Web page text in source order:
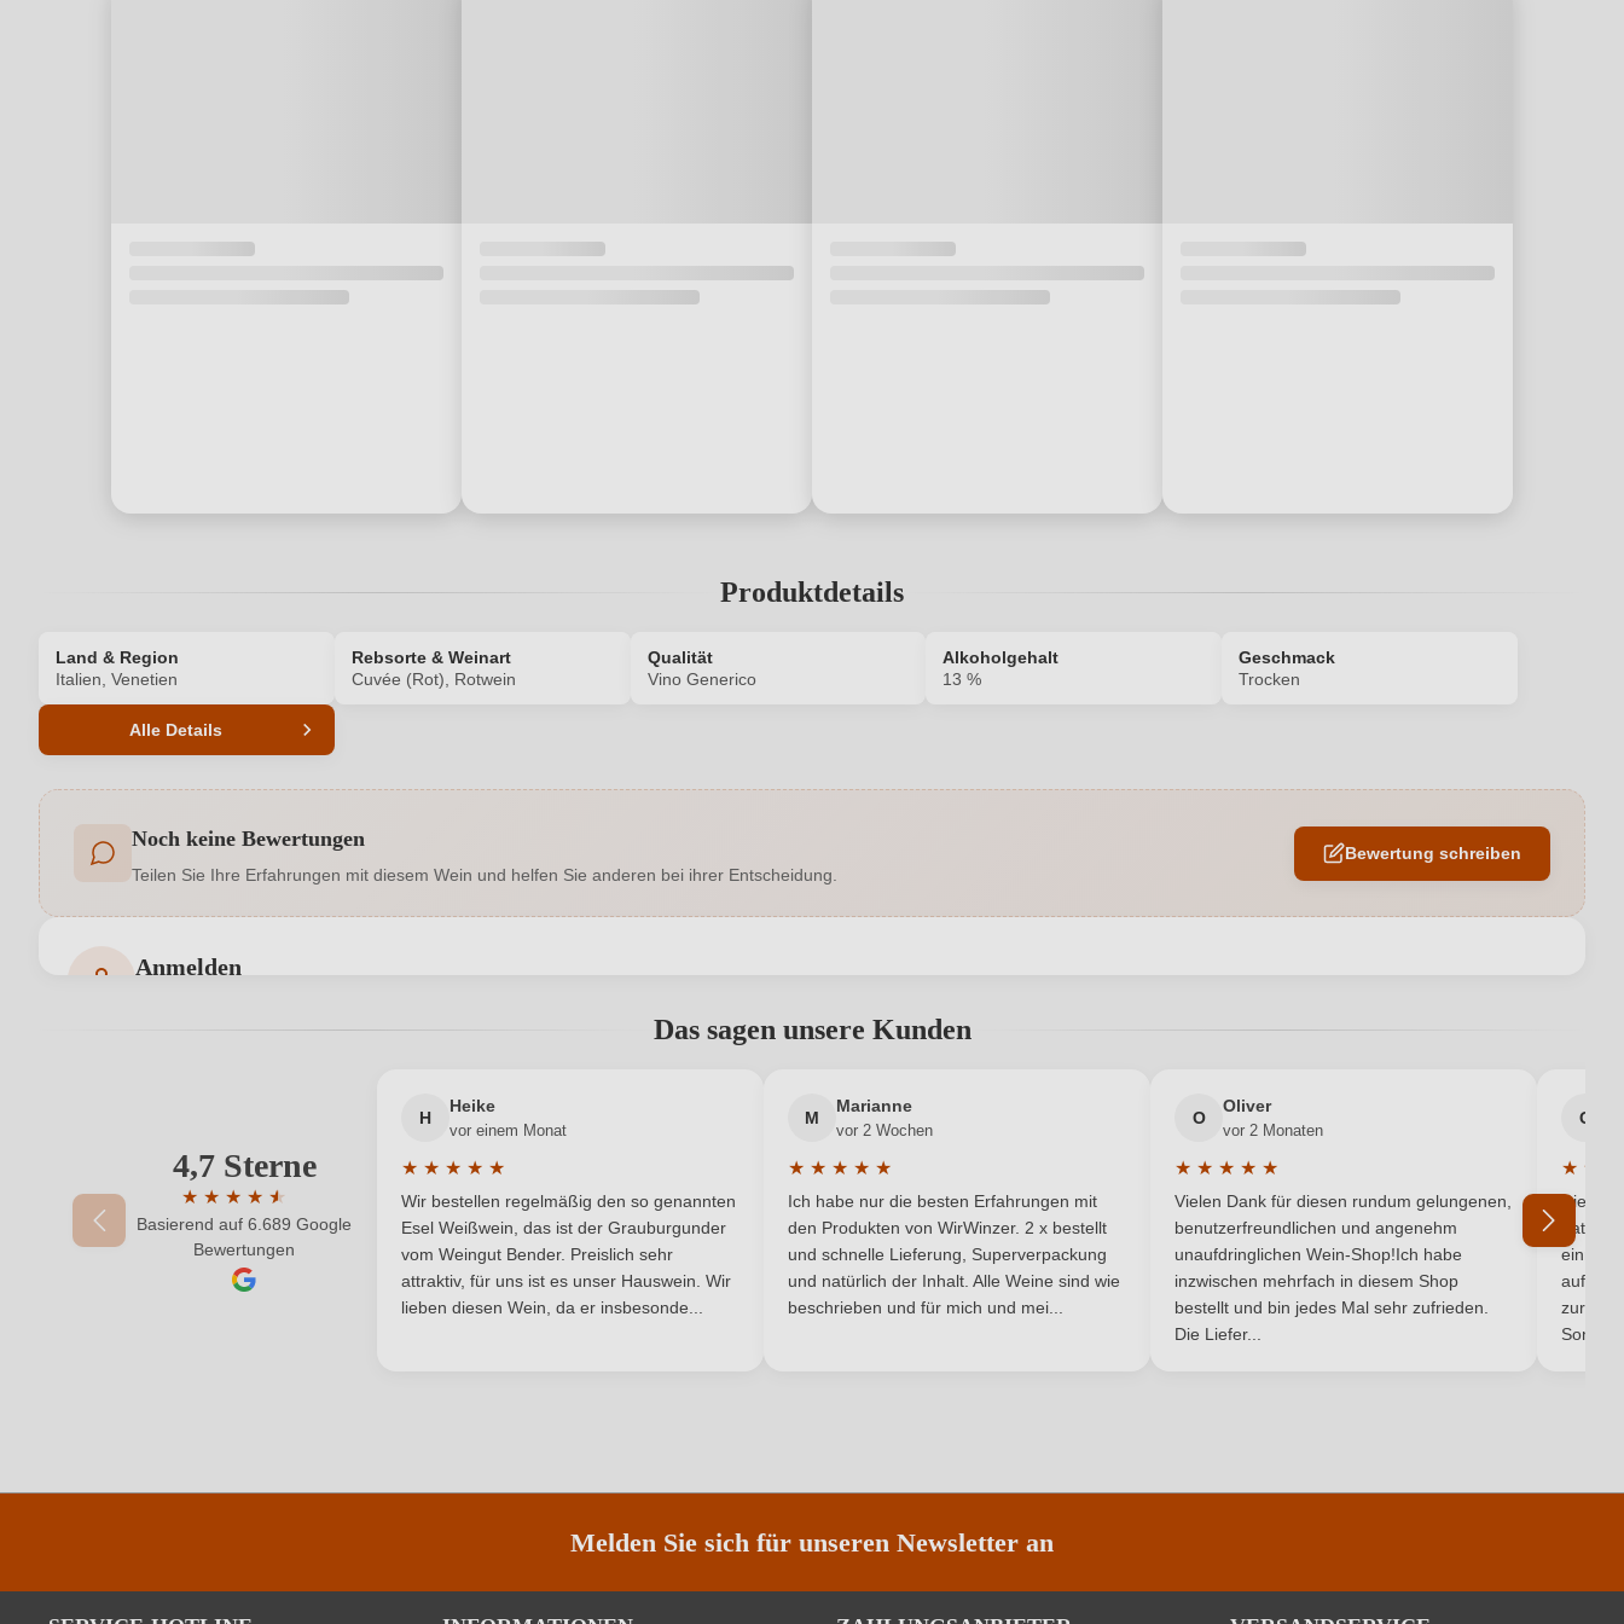
Produktdetails
Land & Region
Italien, Venetien
Rebsorte & Weinart
Cuvée (Rot), Rotwein
Qualität
Vino Generico
Alkoholgehalt
13 %
Geschmack
Trocken
Alle Details
Allergene
Corvina, Rondinella, Molinara, Croatina, Cabernet Sauvignon, Merlot, Oseleta,
Corvinone
Geschmack Trocken Hersteller Corte Figaretto
Hersteller
Società Agricola Corte Figaretto di Bustaggi A. e M. s.s., Via Clocego 48/a,
Rebsorte Cuvée (Rot)
Traubenfarbe Rot
Weinart Rotwein
Noch keine Bewertungen
Teilen Sie Ihre Erfahrungen mit diesem Wein und helfen Sie anderen bei ihrer Entscheidung.
Bewertung schreiben
Anmelden
Ihre E-Mail-Adresse
Ihr Passwort
Ich habe mein Passwort vergessen
Das sagen unsere Kunden
4,7 Sterne
★ ★ ★ ★ ★
★
Durchschnittliche Bewertung von 4.7 von 5 Sternen
Basierend auf 6.689 Google
Bewertungen
H
Heike
vor einem Monat
★ ★ ★ ★ ★
Durchschnittliche Bewertung von 5 von 5 Sternen
Wir bestellen regelmäßig den so genannten
Esel Weißwein, das ist der Grauburgunder
vom Weingut Bender. Preislich sehr
attraktiv, für uns ist es unser Hauswein. Wir
lieben diesen Wein, da er insbesonde...
M
Marianne
vor 2 Wochen
★ ★ ★ ★ ★
Durchschnittliche Bewertung von 5 von 5 Sternen
Ich habe nur die besten Erfahrungen mit
den Produkten von WirWinzer. 2 x bestellt
und schnelle Lieferung, Superverpackung
und natürlich der Inhalt. Alle Weine sind wie
beschrieben und für mich und mei...
O
Oliver
vor 2 Monaten
★ ★ ★ ★ ★
Durchschnittliche Bewertung von 5 von 5 Sternen
Vielen Dank für diesen rundum gelungenen,
benutzerfreundlichen und angenehm
unaufdringlichen Wein-Shop!Ich habe
inzwischen mehrfach in diesem Shop
bestellt und bin jedes Mal sehr zufrieden.
Die Liefer...
G
★ ★
Die
hat
einmal
auf
zurück
Son...
Melden Sie sich für unseren Newsletter an